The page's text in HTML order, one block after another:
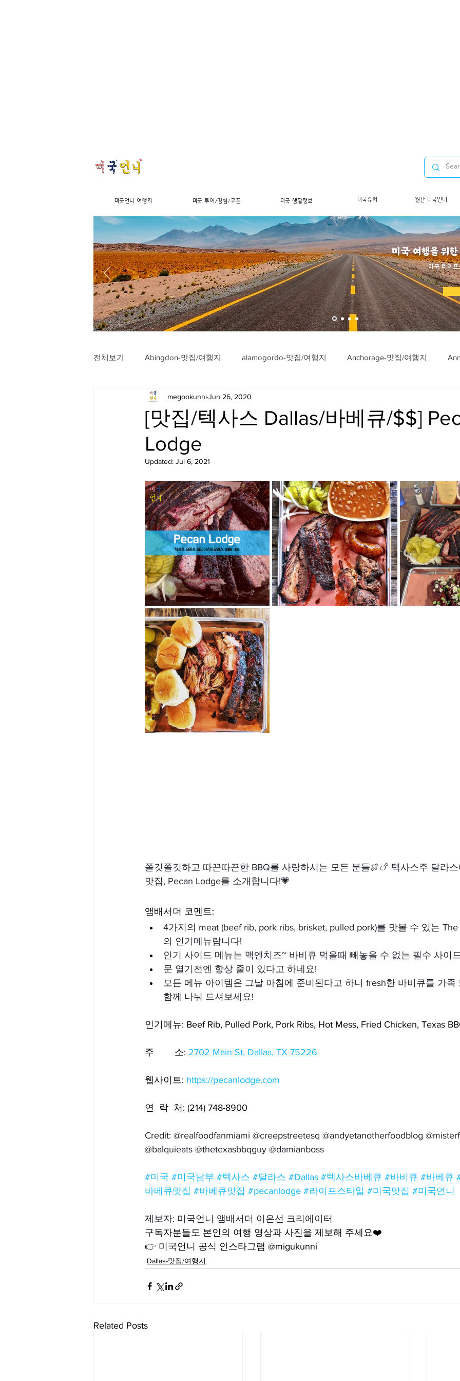
미국 여행을 위
미국 라이
전체보기 Abingdon-맛집/여행지 alamogordo-맛집/여행지 Anchorage-맛집/여행지
Arlington-맛집/여행지 Arlington-맛집/여행지
Badlands-맛집/여행지
Big Bend-맛집/여행지 Bloomfield-맛집/여행지 Bloomington-맛집/여행지 Boone-맛집/
Boston-맛집/여행지 Boulder City-맛집/여행지 Brawley-맛집/여행지 Bretton Woods-맛
Bronx-맛집/여행지 Bryce Canyon-맛집/여행지 Buena Park-맛집/여행지 Calipatria-맛
Cambridge-맛집/여행지 Campton-맛집/여행지 Campton-맛집/여행지 Cascade
Centerport-맛집/여행지
[맛집/텍사스 Dallas/바베큐/$$]
Lodge
megookunniJun 26, 2020
Updated: Jul 6, 2021
쫄깃쫄깃하고 따끈따끈한 BBQ를 사랑하시는 모든 분들🍖🍗 텍사스주 달라
맛집, Pecan Lodge를 소개합니다!💗
앰배서더 코멘트:
4가지의 meat (beef rib, pork ribs, brisket, pulled pork)를 맛볼 수 있는
의 인기메뉴랍니다!
인기 사이드 메뉴는 맥엔치즈~ 바비큐 먹을때 빼놓을 수 없는 필수 사이
문 열기전엔 항상 줄이 있다고 하네요!
모든 메뉴 아이템은 그날 아침에 준비된다고 하니 fresh한 바비큐를 가족
함께 나눠 드셔보세요!
인기메뉴: Beef Rib, Pulled Pork, Pork Ribs, Hot Mess, Fried Chicken, Texas
주        소: 2702 Main St, Dallas, TX 75226
웹사이트: https://pecanlodge.com
연  락  처: (214) 748-8900
Credit: @realfoodfanmiami @creepstreetesq @andyetanotherfoodblog
@balquieats @thetexasbbqguy @damianboss
#미국 #미국남부 #텍사스 #달라스 #Dallas #텍사스바베큐 #바비큐 #바베큐
바베큐맛집 #바베큐맛집 #pecanlodge #라이프스타일 #미국맛집 #미국언니
제보자: 미국언니 앰배서더 이은선 크리에이터
구독자분들도 본인의 여행 영상과 사진을 제보해 주세요❤️
👉 미국언니 공식 인스타그램 @migukunni
Dallas-맛집/여행지
Related Posts
미국언니 여행지 미국 투어/경험/쿠폰 미국 생활정보 미국슈퍼 월간 미국언니